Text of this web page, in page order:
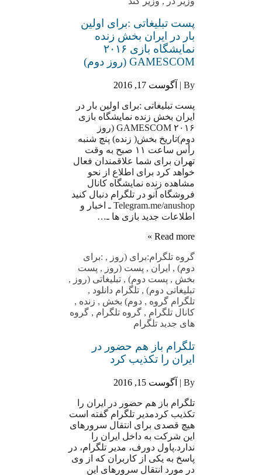
پست تبلیغاتی :براى اولین
بار در ایران بخش زنده
نمایشگاه بازی ۲۰۱۶
GAMESCOM (روز دوم)
By | آگوست 17, 2016
پست تبلیغاتی :براى اولین بار در
ایران بخش زنده نمایشگاه بازی
۲۰۱۶ GAMESCOM (روز
دوم)تاریخ بخش( زنده) پنچ شنبه
رأس ساعت ۱۱ صبح به وقت
تهران براى شما علاقمندان فعال
خواهد کرد براى اطلاع از نحو
مشاهده زنده نمایشگاه کانال
فروشگاه آنو در تلگرام دنبال کنید
Telegram.me/anushop ـ اخبار و
اطلاعات جدید بازی ها ـ…
Read more »
گروه تلگرام:براى (روز , :براى
دوم), ایران , پست (روز , پست
بخش , پست دوم), تبلیغاتی (روز ,
تبلیغاتی دوم), تلگرام دانلود ,
تلگرام گروه , دوم) بخش , زنده ,
کانال تلگرام , گروه تلگرام , گروه
های جدید تلگرام
تلگرام باز هم حضور در
ایران را تکذیب کرد
By | آگوست 15, 2016
تلگرام باز هم حضور در ایران را
تکذیب کردمدیر تلگرام گفته است
هیچ قصدی برای انتقال سرورهای
این شرکت به داخل ایران را
ندارد.پاول دورف، مدیر تلگرام، در
پاسخ به یکی از کاربران که از وی
در مورد انتقال سرورهای این